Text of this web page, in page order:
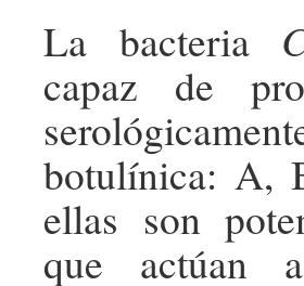
La bacteria
capaz de
botulínica: A,
ellas son
que actúan